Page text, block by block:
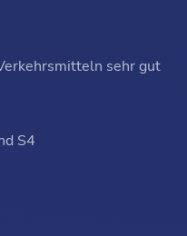
sehr gut
S4